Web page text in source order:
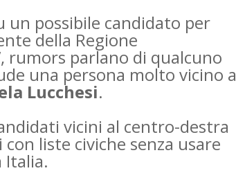
un possibile candidato per
della Regione
rumors parlano di qualcuno
una persona molto vicino a
Lucchesi.
vicini al centro-destra
liste civiche senza usare
Italia.